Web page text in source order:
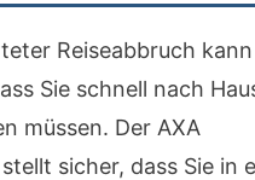
Reiseabbruch
Sie schnell nach
müssen. Der AXA
sicher, dass Sie in